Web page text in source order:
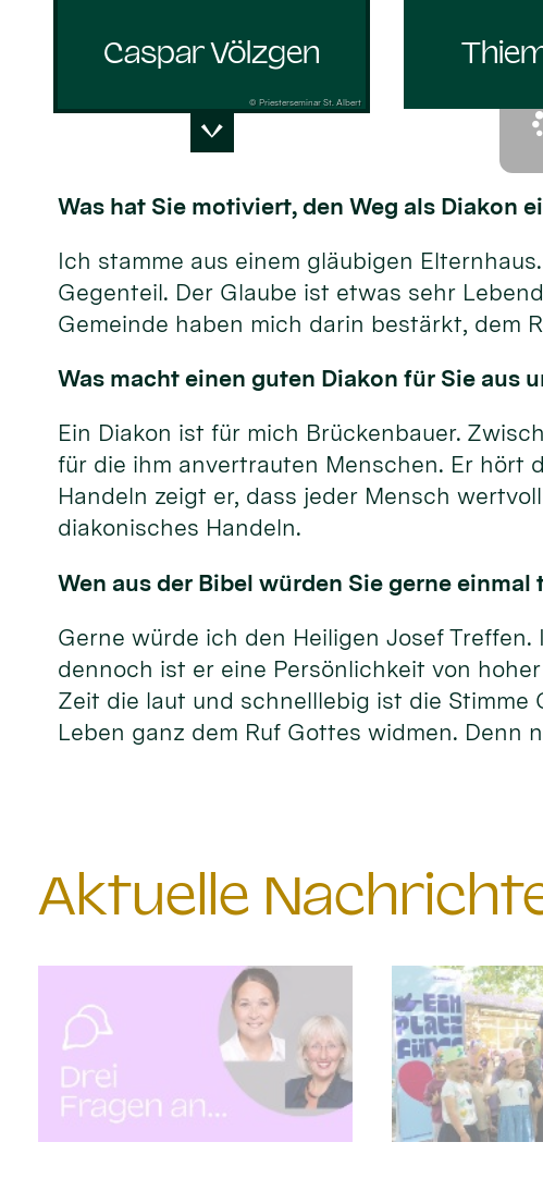
Caspar Völzgen
© Priesterseminar St. Albert
Was hat Sie motiviert, den Weg als Diakon
Ich stamme aus einem gläubigen
Gegenteil. Der Glaube ist etwas sehr
Gemeinde haben mich darin bestärkt, dem
Was macht einen guten Diakon für Sie aus
Ein Diakon ist für mich Brückenbauer.
für die ihm anvertrauten Menschen. Er hört
Handeln zeigt er, dass jeder Mensch
diakonisches Handeln.
Wen aus der Bibel würden Sie gerne einmal
Gerne würde ich den Heiligen Josef
dennoch ist er eine Persönlichkeit von
Zeit die laut und schnelllebig ist die
Leben ganz dem Ruf Gottes widmen.
Aktuelle